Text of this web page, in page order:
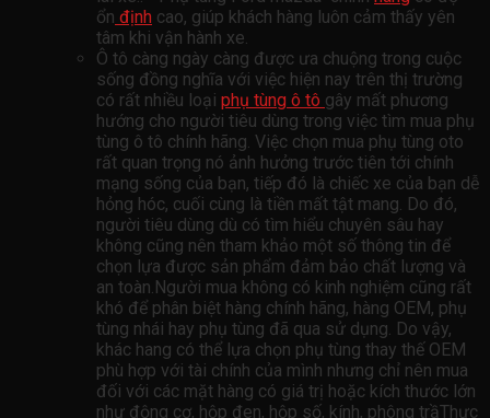
ổn định cao, giúp khách hàng luôn cảm thấy yên
tâm khi vận hành xe.
Ô tô càng ngày càng được ưa chuộng trong cuộc
sống đồng nghĩa với việc hiện nay trên thị trường
có rất nhiều loại phụ tùng ô tô gây mất phương
hướng cho người tiêu dùng trong việc tìm mua phụ
tùng ô tô chính hãng. Việc chọn mua phụ tùng oto
rất quan trọng nó ảnh hưởng trước tiên tới chính
mạng sống của bạn, tiếp đó là chiếc xe của bạn dễ
hỏng hóc, cuối cùng là tiền mất tật mang. Do đó,
người tiêu dùng dù có tìm hiểu chuyên sâu hay
không cũng nên tham khảo một số thông tin để
chọn lựa được sản phẩm đảm bảo chất lượng và
an toàn.Người mua không có kinh nghiệm cũng rất
khó để phân biệt hàng chính hãng, hàng OEM, phụ
tùng nhái hay phụ tùng đã qua sử dụng. Do vậy,
khác hang có thể lựa chọn phụ tùng thay thế OEM
phù hợp với tài chính của mình nhưng chỉ nên mua
đối với các mặt hàng có giá trị hoặc kích thước lớn
như động cơ, hộp đen, hộp số, kính, phông trầThực